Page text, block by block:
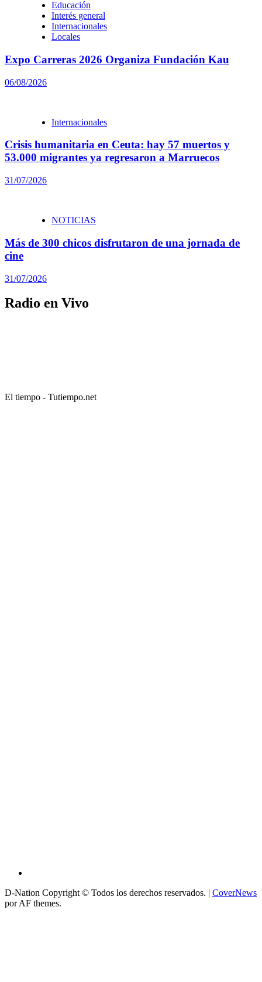
Educación
Interés general
Internacionales
Locales
Expo Carreras 2026 Organiza Fundación Kau
06/08/2026
Internacionales
Crisis humanitaria en Ceuta: hay 57 muertos y
53.000 migrantes ya regresaron a Marruecos
31/07/2026
NOTICIAS
Más de 300 chicos disfrutaron de una jornada de
cine
31/07/2026
Radio en Vivo
El tiempo - Tutiempo.net
D-Nation Copyright © Todos los derechos reservados. | CoverNews
por AF themes.